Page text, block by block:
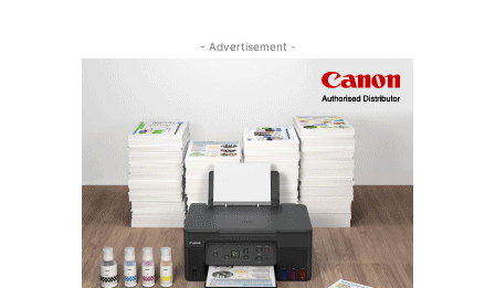
- Advertisement -